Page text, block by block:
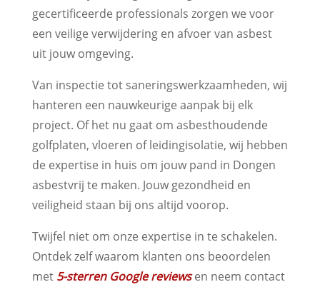
gecertificeerde professionals zorgen we voor
een veilige verwijdering en afvoer van asbest
uit jouw omgeving.
Van inspectie tot saneringswerkzaamheden, wij
hanteren een nauwkeurige aanpak bij elk
project. Of het nu gaat om asbesthoudende
golfplaten, vloeren of leidingisolatie, wij hebben
de expertise in huis om jouw pand in Dongen
asbestvrij te maken. Jouw gezondheid en
veiligheid staan bij ons altijd voorop.
Twijfel niet om onze expertise in te schakelen.
Ontdek zelf waarom klanten ons beoordelen
met 5-sterren Google reviewsen neem contact